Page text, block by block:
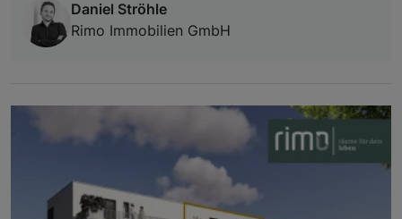
Daniel Ströhle
Rimo Immobilien GmbH